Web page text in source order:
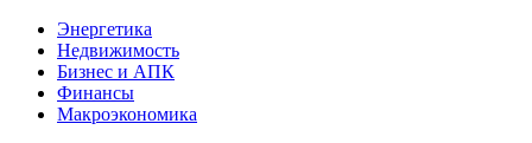
Энергетика
Недвижимость
Бизнес и АПК
Финансы
Макроэкономика